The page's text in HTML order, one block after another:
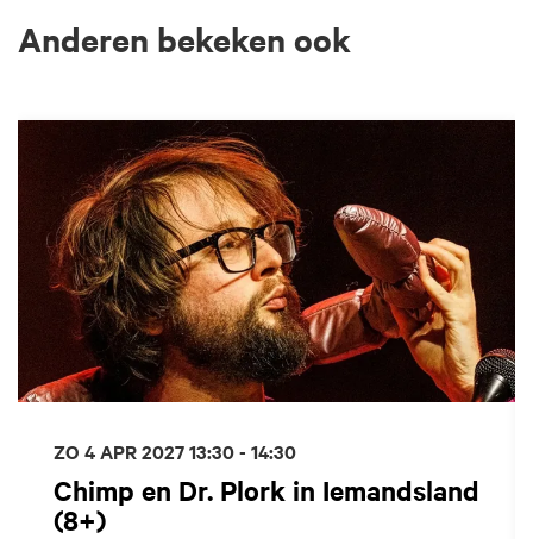
Anderen bekeken ook
Chimp en Dr. Plork in Iemandsland
(8+)
ZO 4 APR 202713:30 - 14:30